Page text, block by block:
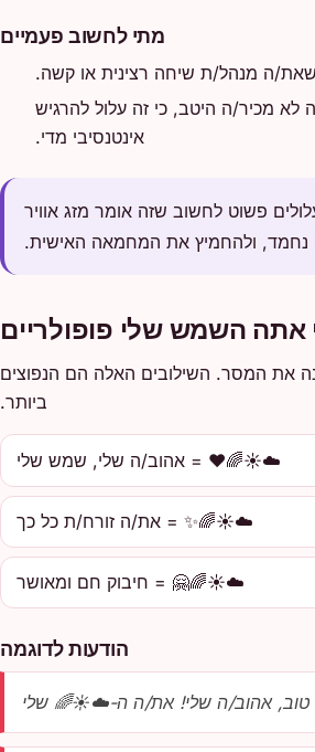
מתי לחשוב פעמיים
ה מנהל/ת שיחה רצינית או קשה.
לא מכיר/ה היטב, כי זה עלול להרגיש
אינטנסיבי מדי.
פשוט לחשוב שזה אומר מזג אוויר
נחמד, ולהחמיץ את המחמאה האישית.
אתה השמש שלי פופולריים
את המסר. השילובים האלה הם הנפוצים
ביותר.
☁️☀️🌈❤️ = אהוב/ה שלי, שמש שלי
☁️☀️🌈✨ = את/ה זורח/ת כל כך
☁️☀️🌈🤗 = חיבוק חם ומאושר
הודעות לדוגמה
טוב, אהוב/ה שלי! את/ה ה-☁️☀️🌈 שלי